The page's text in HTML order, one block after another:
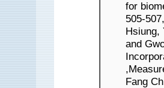
for
505-
Hsiung,
and
Fang